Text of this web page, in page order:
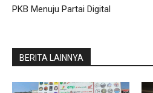
PKB Menuju Partai Digital
BERITA LAINNYA